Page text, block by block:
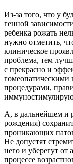
Из-за того, что у
генной
ребенка рожать
нужно отметить,
клиническое
проблема, тем
с прекрасно и
гомеопатическими
процедурами,
А, в дальнейшем и
рождения)
проникающих
Не допустят
него и уберегут
процессе